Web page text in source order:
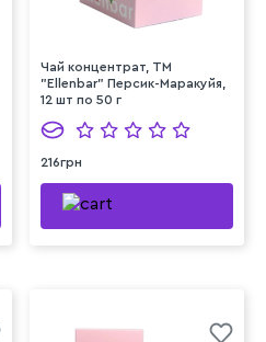
Чай концентрат, TM
"Ellenbar" Персик-Маракуйя,
12 шт по 50 г
216грн